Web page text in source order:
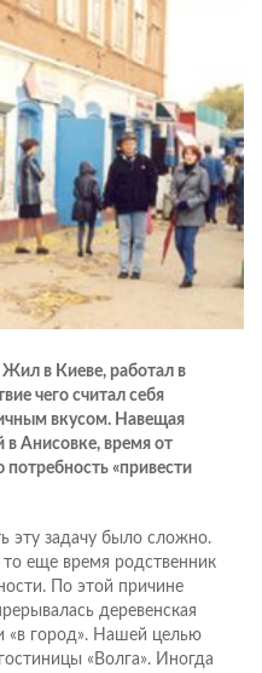
в Киеве, работал в
чего считал себя
вкусом. Навещая
в Анисовке, время от
«привести
эту задачу было сложно.
то еще время родственник
По этой причине
деревенская
«в город». Нашей целью
«Волга». Иногда